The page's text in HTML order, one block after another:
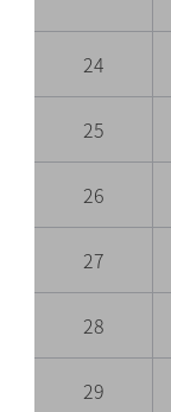
24
25
26
27
28
29